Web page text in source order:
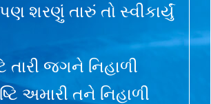
શરણું તારું તો સ્વીકાર્યું
તારી જગને નિહાળી
અમારી તને નિહાળી